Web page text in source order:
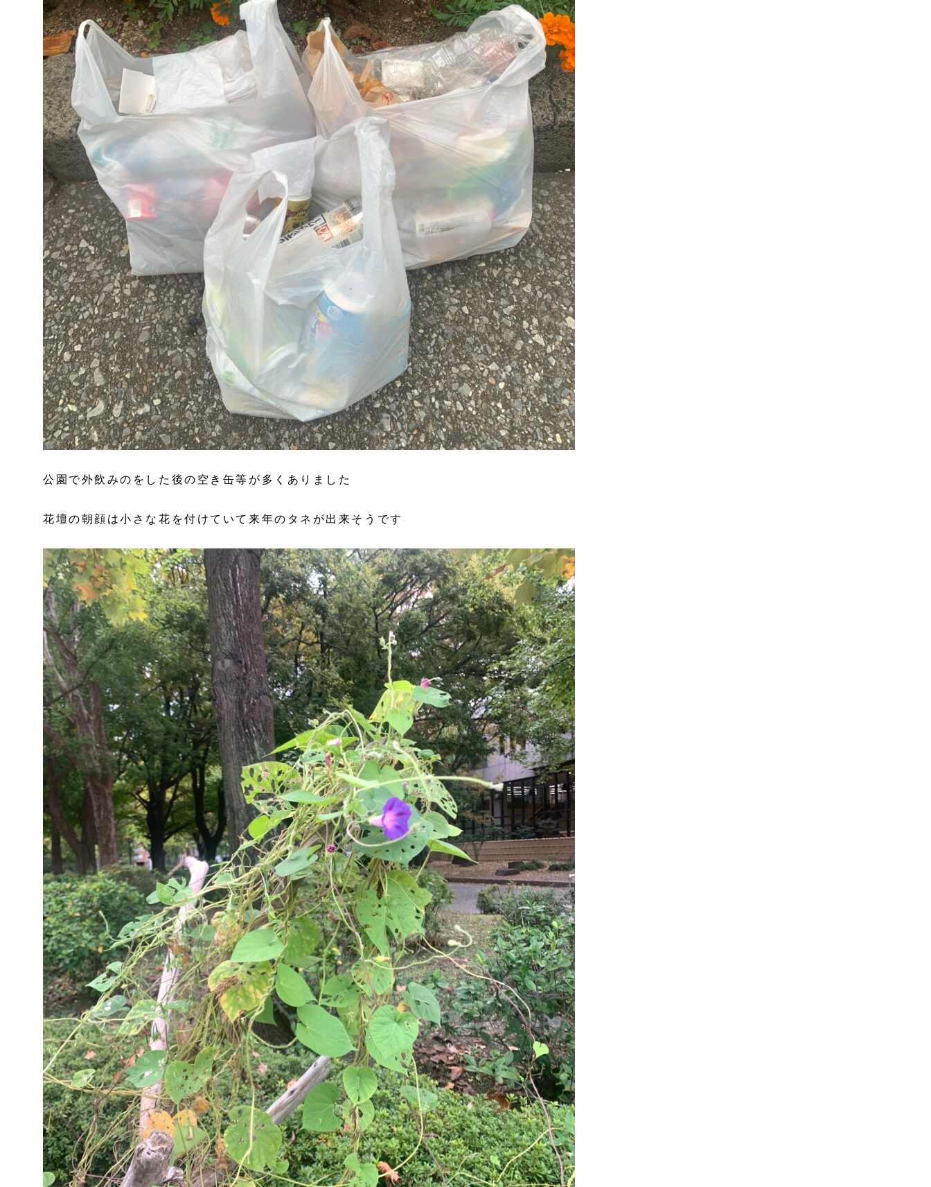
公園で外飲みのをした後の空き缶等が多くありました
花壇の朝顔は小さな花を付けていて来年のタネが出来そうです